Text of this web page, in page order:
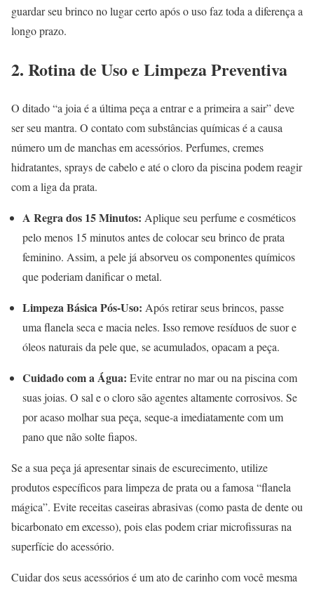
guardar seu brinco no lugar certo após o uso faz toda a diferença a
longo prazo.
2. Rotina de Uso e Limpeza Preventiva
O ditado “a joia é a última peça a entrar e a primeira a sair” deve
ser seu mantra. O contato com substâncias químicas é a causa
número um de manchas em acessórios. Perfumes, cremes
hidratantes, sprays de cabelo e até o cloro da piscina podem reagir
com a liga da prata.
A Regra dos 15 Minutos: Aplique seu perfume e cosméticos
pelo menos 15 minutos antes de colocar seu brinco de prata
feminino. Assim, a pele já absorveu os componentes químicos
que poderiam danificar o metal.
Limpeza Básica Pós-Uso: Após retirar seus brincos, passe
uma flanela seca e macia neles. Isso remove resíduos de suor e
óleos naturais da pele que, se acumulados, opacam a peça.
Cuidado com a Água: Evite entrar no mar ou na piscina com
suas joias. O sal e o cloro são agentes altamente corrosivos. Se
por acaso molhar sua peça, seque-a imediatamente com um
pano que não solte fiapos.
Se a sua peça já apresentar sinais de escurecimento, utilize
produtos específicos para limpeza de prata ou a famosa “flanela
mágica”. Evite receitas caseiras abrasivas (como pasta de dente ou
bicarbonato em excesso), pois elas podem criar microfissuras na
superfície do acessório.
Cuidar dos seus acessórios é um ato de carinho com você mesma